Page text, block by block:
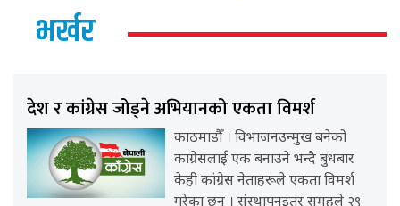
भर्खर
देश र कांग्रेस जोड्ने अभियानको एकता विमर्श
काठमाडौँ । विभाजनउन्मुख बनेको
कांग्रेसलाई एक बनाउने भन्दै बुधबार
केही कांग्रेस नेताहरूले एकता विमर्श